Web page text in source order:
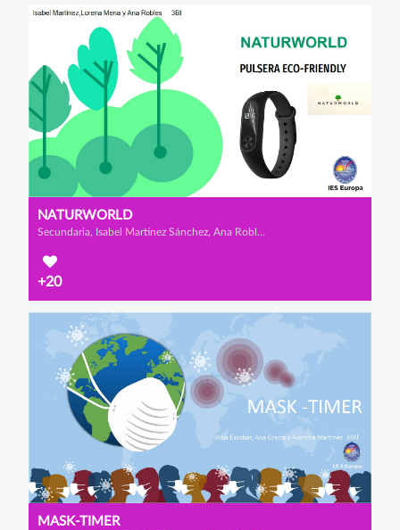
NATURWORLD
Secundaria, Isabel Martínez Sánchez, Ana Robles Collado y Lorena Mena Gavilán
+20
MASK-TIMER